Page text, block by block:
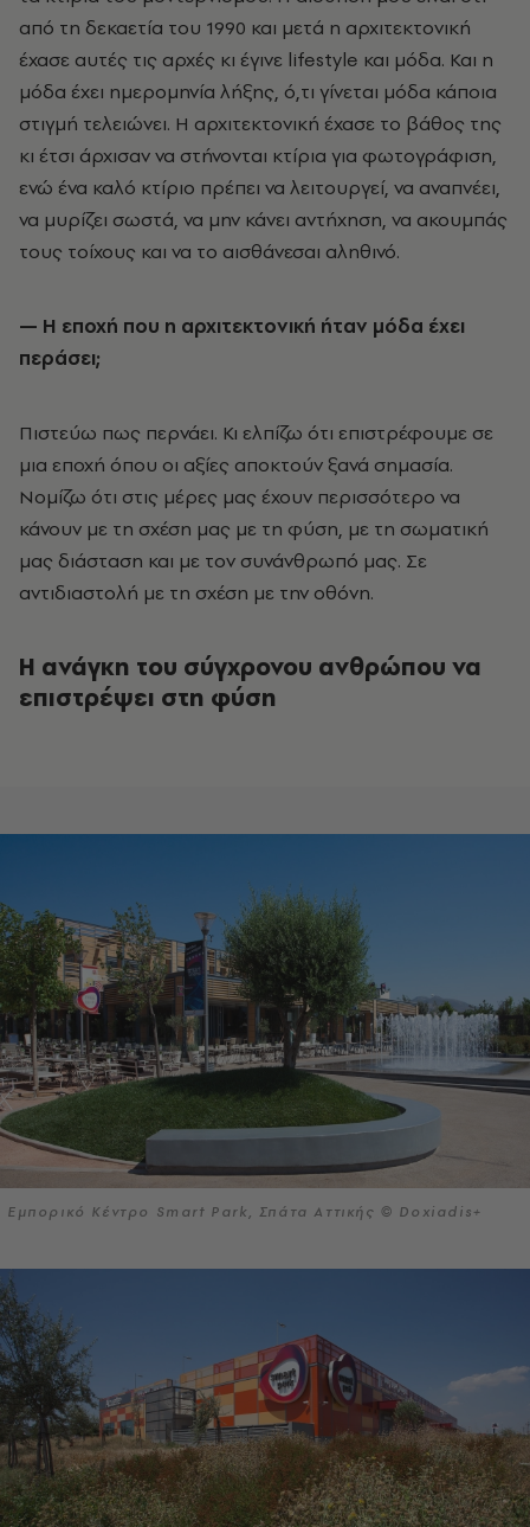
από τη δεκαετία του 1990 και μετά η αρχιτεκτονική
έχασε αυτές τις αρχές κι έγινε lifestyle και μόδα. Και η
μόδα έχει ημερομηνία λήξης, ό,τι γίνεται μόδα κάποια
στιγμή τελειώνει. Η αρχιτεκτονική έχασε το βάθος της
κι έτσι άρχισαν να στήνονται κτίρια για φωτογράφιση,
ενώ ένα καλό κτίριο πρέπει να λειτουργεί, να αναπνέει,
να μυρίζει σωστά, να μην κάνει αντήχηση, να ακουμπάς
τους τοίχους και να το αισθάνεσαι αληθινό.
— Η εποχή που η αρχιτεκτονική ήταν μόδα έχει
περάσει;
Πιστεύω πως περνάει. Κι ελπίζω ότι επιστρέφουμε σε
μια εποχή όπου οι αξίες αποκτούν ξανά σημασία.
Νομίζω ότι στις μέρες μας έχουν περισσότερο να
κάνουν με τη σχέση μας με τη φύση, με τη σωματική
μας διάσταση και με τον συνάνθρωπό μας. Σε
αντιδιαστολή με τη σχέση με την οθόνη.
Η ανάγκη του σύγχρονου ανθρώπου να
επιστρέψει στη φύση
Εμπορικό Κέντρο Smart Park, Σπάτα Αττικής © Doxiadis+